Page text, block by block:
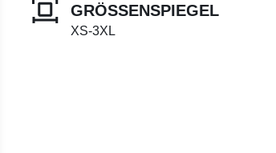
GRÖSSENSPIEGEL
XS-3XL